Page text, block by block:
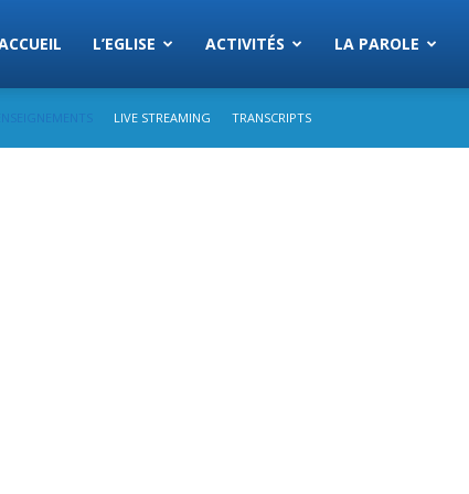
L’EGLISE ACTIVITÉS LA PAROLE
LIVE STREAMING TRANSCRIPTS